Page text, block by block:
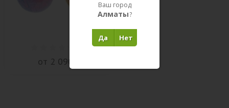
от 2 090 ₸
Ваш город
Алматы?
Нет
Да